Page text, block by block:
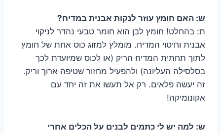
ש: האם חומץ עוזר לנקות אבנית במדיח?
ת: בהחלט! חומץ לבן הוא חומר טבעי נהדר לניקוי
אבנית וחיטוי המדיח. מומלץ למזוג כוס אחת של חומץ
לתוך תחתית המדיח הריק (או לכוס שמיועדת לכך
בסלסילה העליונה) ולהפעיל מחזור שטיפה ארוך וריק.
זה יעשה פלאים. רק אל תעשו את זה יחד עם
אקונומיקה!
ש: למה יש לי כתמים לבנים על הכלים אחרי